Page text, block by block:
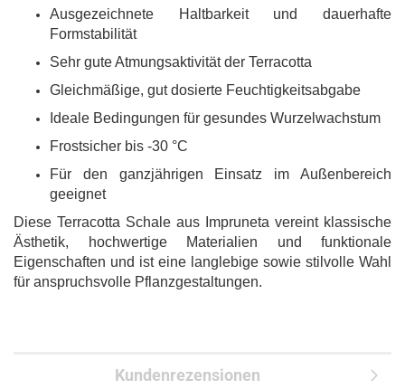
Ausgezeichnete Haltbarkeit und dauerhafte
Formstabilität
Sehr gute Atmungsaktivität der Terracotta
Gleichmäßige, gut dosierte Feuchtigkeitsabgabe
Ideale Bedingungen für gesundes Wurzelwachstum
Frostsicher bis -30 °C
Für den ganzjährigen Einsatz im Außenbereich
geeignet
Diese Terracotta Schale aus Impruneta vereint klassische
Ästhetik, hochwertige Materialien und funktionale
Eigenschaften und ist eine langlebige sowie stilvolle Wahl
für anspruchsvolle Pflanzgestaltungen.
Kundenrezensionen